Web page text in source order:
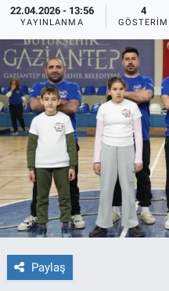
22.04.2026 - 13:56
YAYINLANMA
4
GÖSTERIM
Paylaş
Magazin
Tüm Haberler
İletişim
Künye
Trafik Durumu
Süper Lig Puan
Tüm Manşetler
Son Dakika Haberleri
Haber Arşivi